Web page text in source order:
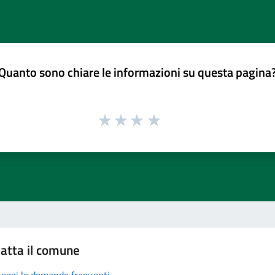
sono chiare le informazioni su questa
il comune